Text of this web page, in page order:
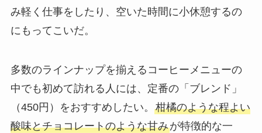
み軽く仕事をしたり、空いた時間に小休憩するの
にもってこいだ。
多数のラインナップを揃えるコーヒーメニューの
中でも初めて訪れる人には、定番の「ブレンド」
（450円）をおすすめしたい。 柑橘のような程よい
酸味とチョコレートのような甘みが特徴的な一